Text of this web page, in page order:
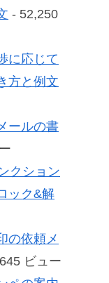
- 52,250
に応じて
方と例文
ールの書
クション
ック&解
の依頼メ
ビュー